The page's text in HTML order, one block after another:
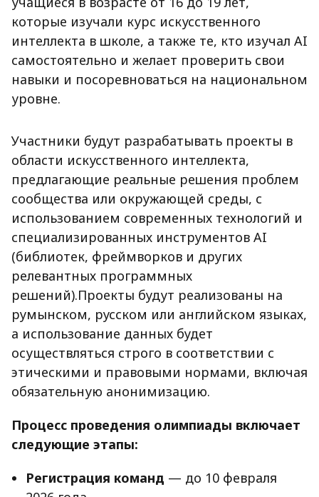
которые изучали курс искусственного
интеллекта в школе, а также те, кто изучал AI
самостоятельно и желает проверить свои
навыки и посоревноваться на национальном
уровне.
Участники будут разрабатывать проекты в
области искусственного интеллекта,
предлагающие реальные решения проблем
сообщества или окружающей среды, с
использованием современных технологий и
специализированных инструментов AI
(библиотек, фреймворков и других
релевантных программных
решений).Проекты будут реализованы на
румынском, русском или английском языках,
а использование данных будет
осуществляться строго в соответствии с
этическими и правовыми нормами, включая
обязательную анонимизацию.
Процесс проведения олимпиады включает
следующие этапы:
Регистрация команд — до 10 февраля